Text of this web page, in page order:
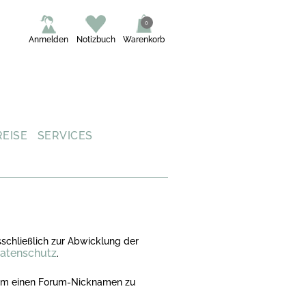
Warenkorb
0
Notizbuch
Anmelden
SERVICES
zur Abwicklung der
.
einen Forum-Nicknamen zu